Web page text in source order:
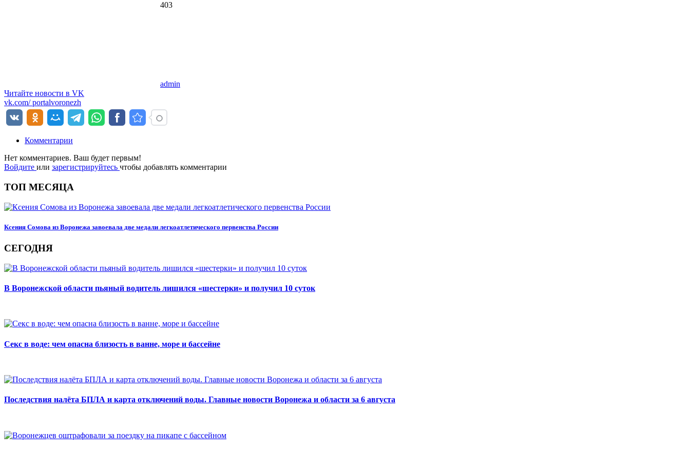
403
admin
Читайте новости в VK
vk.com/portalvoronezh
Комментарии
Нет комментариев. Ваш будет первым!
Войдите или зарегистрируйтесь чтобы добавлять комментарии
ТОП МЕСЯЦА
Ксения Сомова из Воронежа завоевала две медали легкоатлетического первенства России
СЕГОДНЯ
В Воронежской области пьяный водитель лишился «шестерки» и получил 10 суток
Секс в воде: чем опасна близость в ванне, море и бассейне
Последствия налёта БПЛА и карта отключений воды. Главные новости Воронежа и области за 6 августа